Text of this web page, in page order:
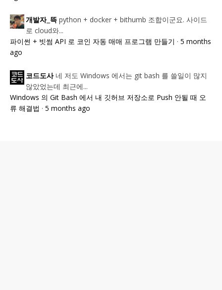
개발자_뜩 python + docker + bithumb 조합이군요. 사이드
로 cloud와...
파이썬 + 빗썸 API 로 코인 자동 매매 프로그램 만들기 · 5 months
ago
코드도사 네 저도 Windows 에서는 git bash 를 쓸일이 많지
않았었는데 최근에...
Windows 의 Git Bash 에서 내 깃허브 저장소로 Push 안될 때 오
류 해결법 · 5 months ago